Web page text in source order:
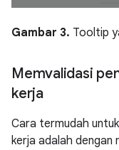
Gambar 3. Tooltip
Memvalidasi
kerja
Cara termudah
kerja adalah dengan